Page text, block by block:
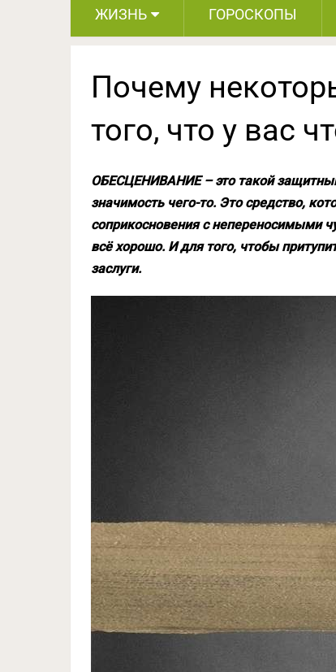
ЖИЗНЬ ГОРОСКОПЫ
Почему
того, что у вас
ОБЕСЦЕНИВАНИЕ – это такой
значимость чего-то. Это средство,
соприкосновения с непереносимыми
всё хорошо. И для того, чтобы
заслуги.